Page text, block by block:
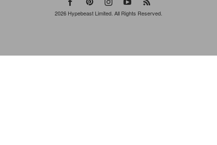
2026 Hypebeast Limited . All Rights Reserved.